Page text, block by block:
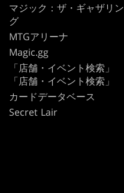
マジック：ザ・ギャザリン
グ
MTGアリーナ
Magic.gg
「店舗・イベント検索」
「店舗・イベント検索」
カードデータベース
Secret Lair